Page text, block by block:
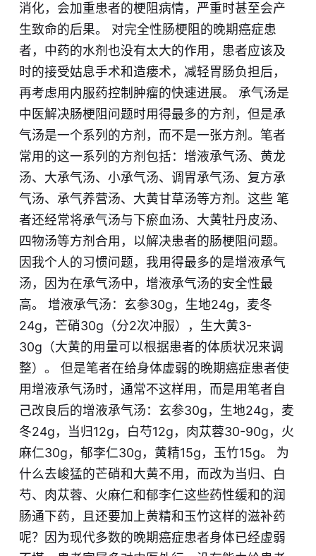
消化，会加重患者的梗阻病情，严重时甚至会产
生致命的后果。 对完全性肠梗阻的晚期癌症患
者，中药的水剂也没有太大的作用，患者应该及
时的接受姑息手术和造瘘术，减轻胃肠负担后，
再考虑用内服药控制肿瘤的快速进展。 承气汤是
中医解决肠梗阻问题时用得最多的方剂，但是承
气汤是一个系列的方剂，而不是一张方剂。笔者
常用的这一系列的方剂包括：增液承气汤、黄龙
汤、大承气汤、小承气汤、调胃承气汤、复方承
气汤、承气养营汤、大黄甘草汤等方剂。这些 笔
者还经常将承气汤与下瘀血汤、大黄牡丹皮汤、
四物汤等方剂合用，以解决患者的肠梗阻问题。
因我个人的习惯问题，我用得最多的是增液承气
汤，因为在承气汤中，增液承气汤的安全性最
高。 增液承气汤：玄参30g，生地24g，麦冬
24g，芒硝30g（分2次冲服），生大黄3-
30g（大黄的用量可以根据患者的体质状况来调
整）。 但是笔者在给身体虚弱的晚期癌症患者使
用增液承气汤时，通常不这样用，而是用笔者自
己改良后的增液承气汤：玄参30g，生地24g，麦
冬24g，当归12g，白芍12g，肉苁蓉30-90g，火
麻仁30g，郁李仁30g，黄精15g，玉竹15g。 为
什么去峻猛的芒硝和大黄不用，而改为当归、白
芍、肉苁蓉、火麻仁和郁李仁这些药性缓和的润
肠通下药，且还要加上黄精和玉竹这样的滋补药
呢？因为现代多数的晚期癌症患者身体已经虚弱